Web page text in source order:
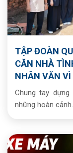
TẬP ĐOÀN
CĂN NHÀ
NHÂN VĂN VÌ
Chung tay
những hoàn